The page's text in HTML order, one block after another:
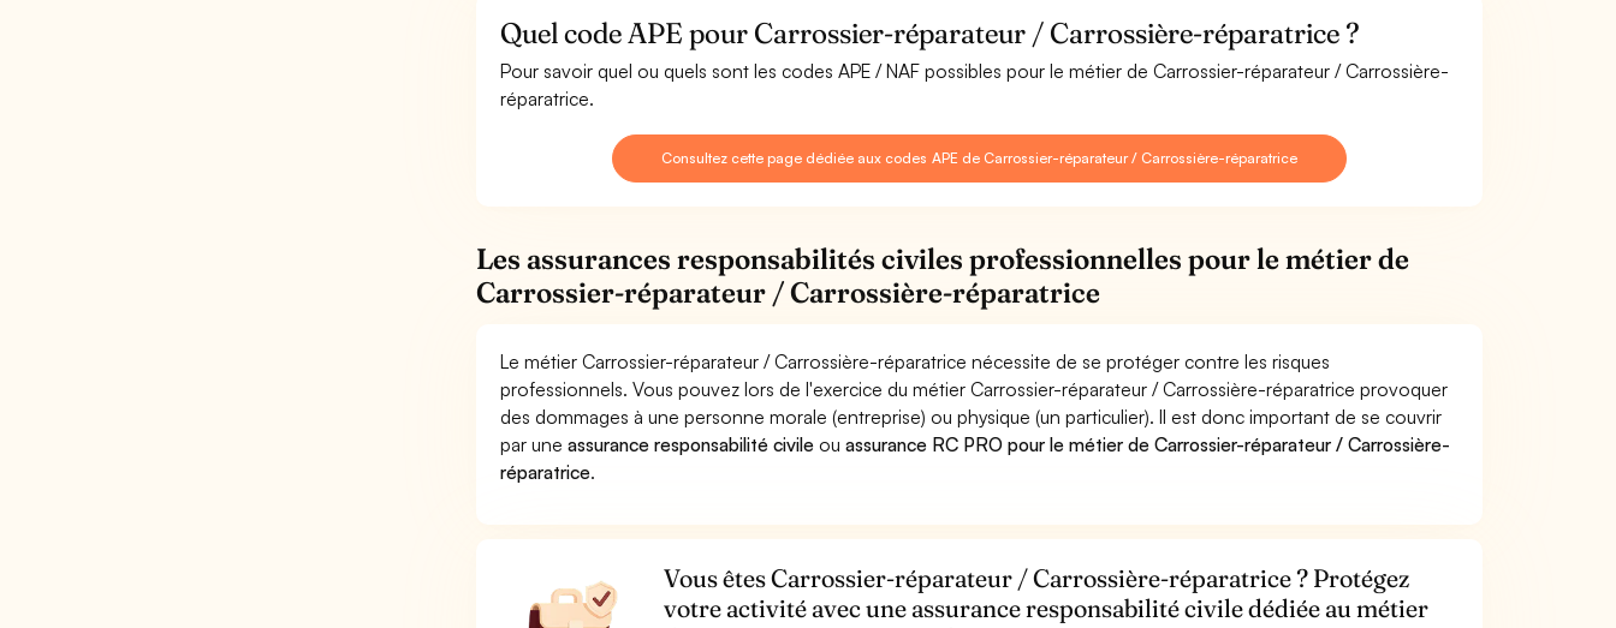
Quel code APE pour Carrossier-réparateur / Carrossière-réparatrice ?
Pour savoir quel ou quels sont les codes APE / NAF possibles pour le métier de Carrossier-réparateur / Carrossière-
réparatrice.
Consultez cette page dédiée aux codes APE de Carrossier-réparateur / Carrossière-réparatrice
Les assurances responsabilités civiles professionnelles pour le métier de
Carrossier-réparateur / Carrossière-réparatrice
Le métier Carrossier-réparateur / Carrossière-réparatrice nécessite de se protéger contre les risques
professionnels. Vous pouvez lors de l'exercice du métier Carrossier-réparateur / Carrossière-réparatrice provoquer
des dommages à une personne morale (entreprise) ou physique (un particulier). Il est donc important de se couvrir
par uneassurance responsabilité civile ouassurance RC PRO pour le métier de Carrossier-réparateur / Carrossière-
réparatrice.
Vous êtes Carrossier-réparateur / Carrossière-réparatrice ? Protégez
votre activité avec une assurance responsabilité civile dédiée au métier